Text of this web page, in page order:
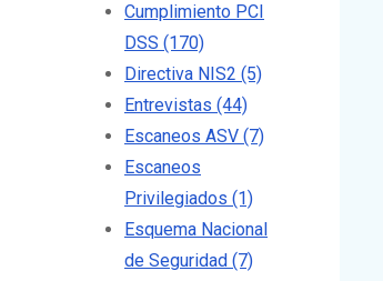
Cumplimiento PCI
DSS (170)
Directiva NIS2 (5)
Entrevistas (44)
Escaneos ASV (7)
Escaneos
Privilegiados (1)
Esquema Nacional
de Seguridad (7)